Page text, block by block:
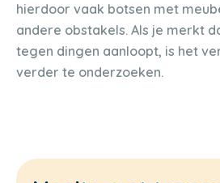
hierdoor vaak botsen met
andere obstakels. Als je merkt
tegen dingen aanloopt, is het
verder te onderzoeken.